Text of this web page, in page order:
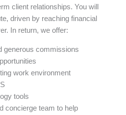
client relationships. You will
driven by reaching financial
In return, we offer:
generous commissions
work environment
tools
concierge team to help